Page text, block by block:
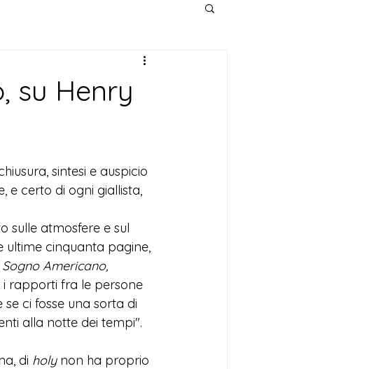
su Henry
sintesi e auspicio
e certo di ogni giallista,
sulle atmosfere e sul
ultime cinquanta pagine,
Sogno Americano,
i rapporti fra le persone
ci fosse una sorta di
alla notte dei tempi".
di holy non ha proprio